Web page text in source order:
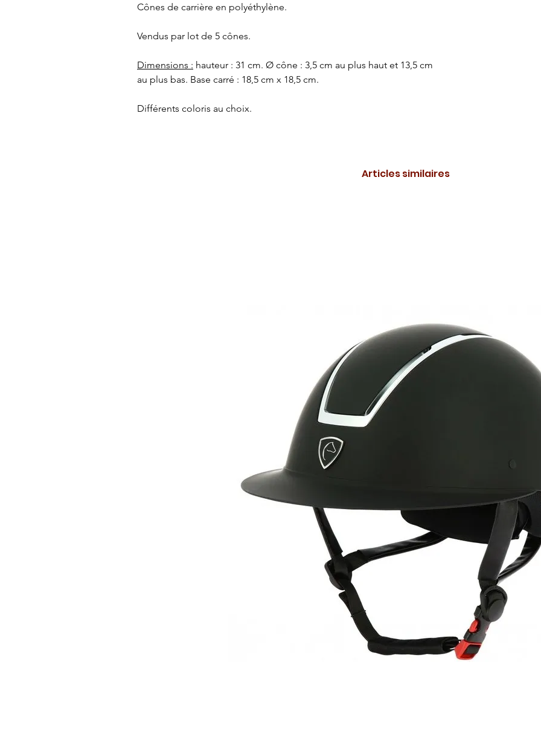
Cônes de carrière en polyéthylène.
Vendus par lot de 5 cônes.
Dimensions : hauteur : 31 cm. Ø cône : 3,5 cm au plus haut et 13,5 cm
au plus bas. Base carré : 18,5 cm x 18,5 cm.
Différents coloris au choix.
Articles similaires